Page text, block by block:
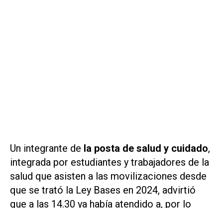
Un integrante de la posta de salud y cuidado,
integrada por estudiantes y trabajadores de la
salud que asisten a las movilizaciones desde
que se trató la Ley Bases en 2024, advirtió
que a las 14.30 ya había atendido a, por lo